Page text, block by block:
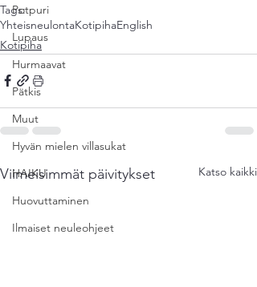
Potpuri
Lupaus
Hurmaavat
Pätkis
Muut
Hyvän mielen villasukat
HAIKU
Huovuttaminen
Ilmaiset neuleohjeet
Tags:
YhteisneulontaKotipihaEnglish
Kotipiha
Viimeisimmät päivitykset Katso kaikki